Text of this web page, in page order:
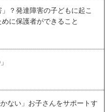
？発達障害の子どもに起こ
に保護者ができること
ない」お子さんをサポートす